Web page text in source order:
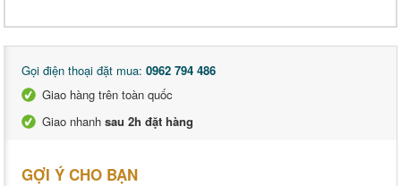
Gọi điện thoại đặt mua: 0962 794 486
Giao hàng trên toàn quốc
Giao nhanh sau 2h đặt hàng
GỢI Ý CHO BẠN